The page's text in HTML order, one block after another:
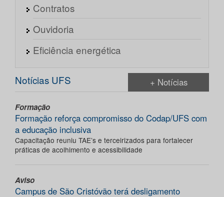
Contratos
Ouvidoria
Eficiência energética
Notícias UFS + Notícias
Formação
Formação reforça compromisso do Codap/UFS com
a educação inclusiva
Capacitação reuniu TAE’s e terceirizados para fortalecer
práticas de acolhimento e acessibilidade
Aviso
Campus de São Cristóvão terá desligamento